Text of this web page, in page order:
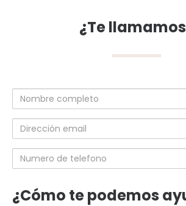
¿Te
Nombre
completo
Dirección
email
Numero
de
¿Cómo te podemos